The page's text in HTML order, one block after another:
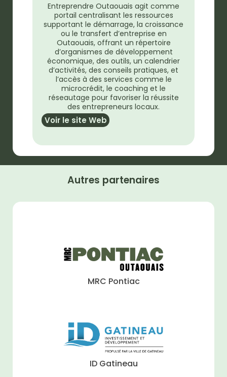
Entreprendre Outaouais agit comme
portail centralisant les ressources
supportant le démarrage, la croissance
ou le transfert d’entreprise en
Outaouais, offrant un répertoire
d’organismes de développement
économique, des outils, un calendrier
d’activités, des conseils pratiques, et
l’accès à des services comme le
microcrédit, le coaching et le
réseautage pour favoriser la réussite
des entrepreneurs locaux.
Voir le site Web
Autres partenaires
MRC Pontiac
ID Gatineau